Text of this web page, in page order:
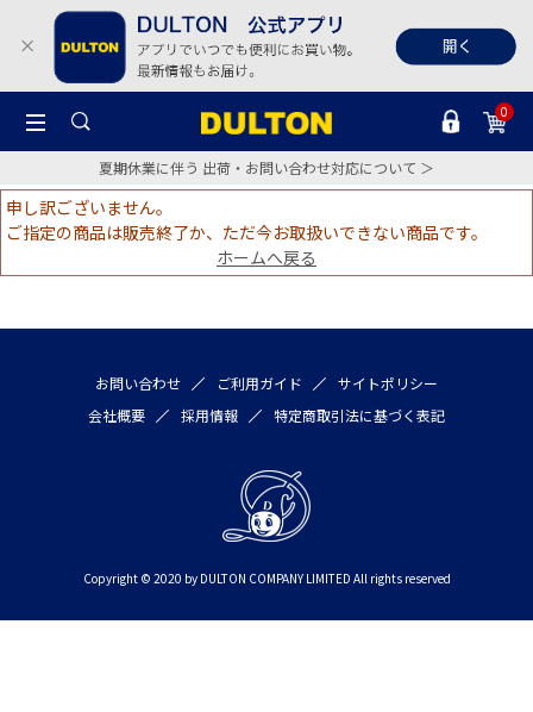
0
夏期休業に伴う 出荷・お問い合わせ対応について ＞
申し訳ございません。
ご指定の商品は販売終了か、ただ今お取扱いできない商品です。
ホームへ戻る
お問い合わせ ご利用ガイド
サイトポリシー
会社概要
採用情報 特定商取引法に基づく表記
Copyright © 2020 by DULTON COMPANY LIMITED All rights reserved